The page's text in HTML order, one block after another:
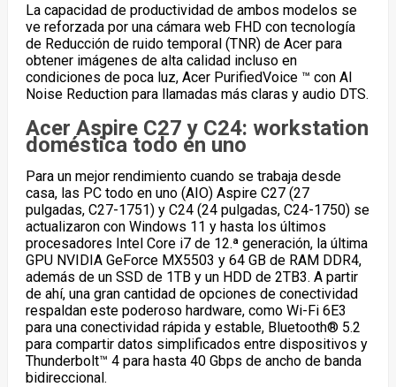
La capacidad de productividad de ambos modelos se
ve reforzada por una cámara web FHD con tecnología
de Reducción de ruido temporal (TNR) de Acer para
obtener imágenes de alta calidad incluso en
condiciones de poca luz, Acer PurifiedVoice ™ con AI
Noise Reduction para llamadas más claras y audio DTS.
Acer Aspire C27 y C24: workstation
doméstica todo en uno
Para un mejor rendimiento cuando se trabaja desde
casa, las PC todo en uno (AIO) Aspire C27 (27
pulgadas, C27-1751) y C24 (24 pulgadas, C24-1750) se
actualizaron con Windows 11 y hasta los últimos
procesadores Intel Core i7 de 12.ª generación, la última
GPU NVIDIA GeForce MX5503 y 64 GB de RAM DDR4,
además de un SSD de 1TB y un HDD de 2TB3. A partir
de ahí, una gran cantidad de opciones de conectividad
respaldan este poderoso hardware, como Wi-Fi 6E3
para una conectividad rápida y estable, Bluetooth® 5.2
para compartir datos simplificados entre dispositivos y
Thunderbolt™ 4 para hasta 40 Gbps de ancho de banda
bidireccional.